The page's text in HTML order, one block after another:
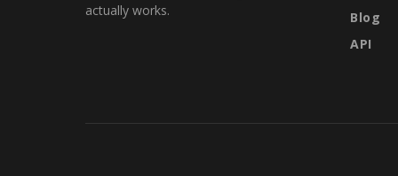
actually works.
Blog
API